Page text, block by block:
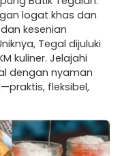
logat khas dan
kesenian
Tegal dijuluki
kuliner. Jelajahi
dengan nyaman
fleksibel,